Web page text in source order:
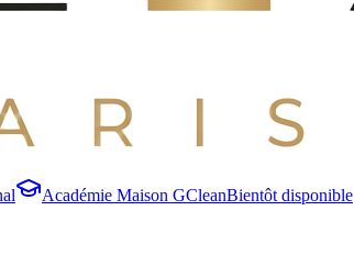
Académie Maison GCleanBientôt disponible